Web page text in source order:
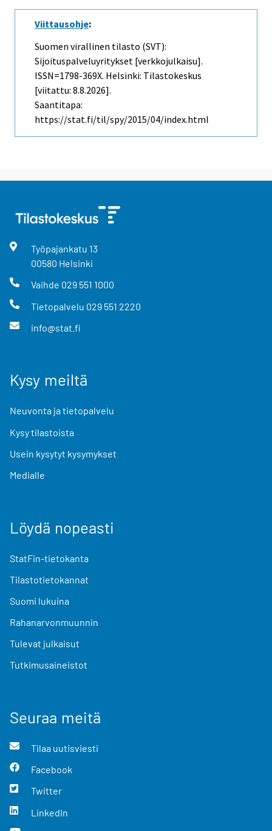
Viittausohje:
Suomen virallinen tilasto (SVT):
Sijoituspalveluyritykset [verkkojulkaisu].
ISSN=1798-369X. Helsinki: Tilastokeskus
[viitattu: 8.8.2026].
Saantitapa:
https://stat.fi/til/spy/2015/04/index.html
Työpajankatu 13
00580 Helsinki
Vaihde 029 551 1000
Tietopalvelu 029 551 2220
info@stat.fi
Kysy meiltä
Neuvonta ja tietopalvelu
Kysy tilastoista
Usein kysytyt kysymykset
Medialle
Löydä nopeasti
StatFin-tietokanta
Tilastotietokannat
Suomi lukuina
Rahanarvonmuunnin
Tulevat julkaisut
Tutkimusaineistot
Seuraa meitä
Tilaa uutisviesti
Facebook
Twitter
LinkedIn